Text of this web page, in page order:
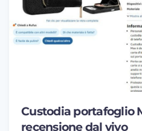
Custodia portafoglio
recensione dal vivo